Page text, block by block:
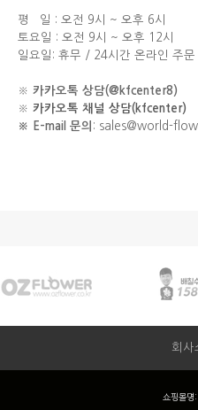
평 일 : 오전 9시 ~ 오후 6시
토요일 : 오전 9시 ~ 오후 12시
일요일: 휴무 / 24시간 온라인 주문
※ 카카오톡 상담(@kfcenter8)
※ 카카오톡 채널 상담(kfcenter)
※ E-mail 문의 : sales@world-
회사
쇼핑몰